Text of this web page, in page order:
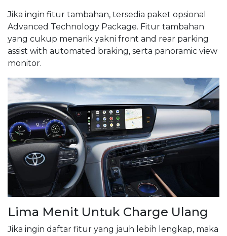
Jika ingin fitur tambahan, tersedia paket opsional
Advanced Technology Package. Fitur tambahan
yang cukup menarik yakni front and rear parking
assist with automated braking, serta panoramic view
monitor.
Lima Menit Untuk Charge Ulang
Jika ingin daftar fitur yang jauh lebih lengkap, maka